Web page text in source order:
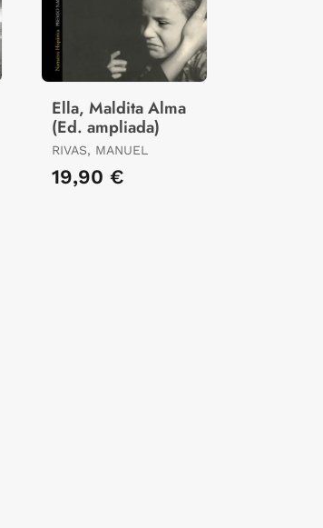
Ella, Maldita Alma
(Ed. ampliada)
RIVAS, MANUEL
19,90 €